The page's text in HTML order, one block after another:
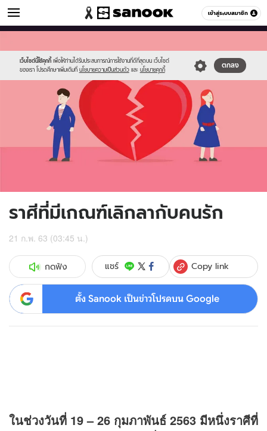
เข้าสู่ระบบสมาชิก
ดูดวง หมวดอื่นๆ
เว็บไซต์นี้ใช้คุกกี้ เพื่อให้ท่านได้รับประสบการณ์การใช้งานที่ดีที่สุดบน เว็บไซต์
ของเรา โปรดศึกษาเพิ่มเติมที่ นโยบายความเป็นส่วนตัว และ นโยบายคุกกี้
ตกลง
new-
sanook.png
ราศีที่มีเกณฑ์เลิกลากับคนรัก
21 ก.พ. 63 (03:45 น.)
กดฟัง แชร์ Copy link
ตั้ง Sanook เป็นข่าวโปรดบน Google
ในช่วงวันที่ 19 – 26 กุมภาพันธ์ 2563 มีหนึ่งราศีที่